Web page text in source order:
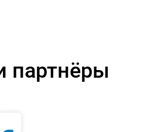
партнёры